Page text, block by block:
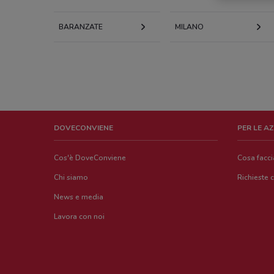
BARANZATE MILANO
DOVECONVIENE
Cos'è DoveConviene
Chi siamo
News e media
Lavora con noi
PER LE
Cosa
Richieste